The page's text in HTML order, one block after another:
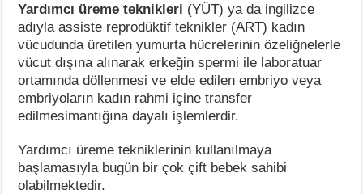
Yardımcı üreme teknikleri (YÜT) ya da ingilizce
adıyla assiste reprodüktif teknikler (ART) kadın
vücudunda üretilen yumurta hücrelerinin özeliğnelerle
vücut dışına alınarak erkeğin spermi ile laboratuar
ortamında döllenmesi ve elde edilen embriyo veya
embriyoların kadın rahmi içine transfer
edilmesimantığına dayalı işlemlerdir.
Yardımcı üreme tekniklerinin kullanılmaya
başlamasıyla bugün bir çok çift bebek sahibi
olabilmektedir.